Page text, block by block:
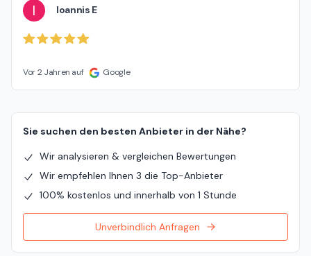
I Ioannis E
Vor 2 Jahren auf Google
Sie suchen den besten Anbieter in der Nähe?
Wir analysieren & vergleichen Bewertungen
Wir empfehlen Ihnen 3 die Top-Anbieter
100% kostenlos und innerhalb von 1 Stunde
Unverbindlich Anfragen